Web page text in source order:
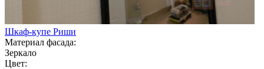
Шкаф-купе Риши
Материал фасада:
Зеркало
Цвет: